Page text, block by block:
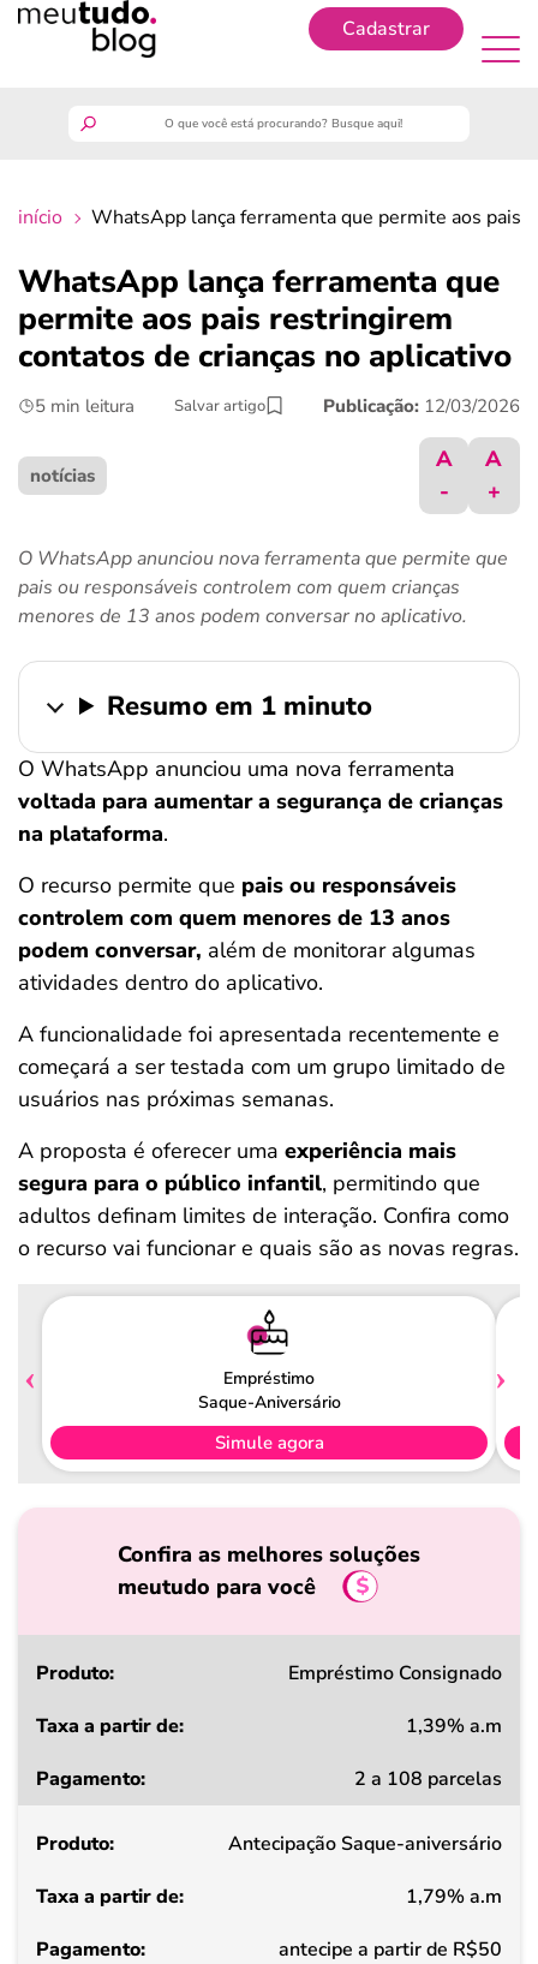
Cadastrar
finanças
benefícios
últimas notícias
ferramentas
início WhatsApp lança ferramenta que permite aos pais
WhatsApp lança ferramenta que
permite aos pais restringirem
contatos de crianças no aplicativo
5 min leitura Salvar artigo Publicação: 12/03/2026
notícias
A
-
A
+
O WhatsApp anunciou nova ferramenta que permite que
pais ou responsáveis controlem com quem crianças
menores de 13 anos podem conversar no aplicativo.
Resumo em 1 minuto
O WhatsApp anunciou uma nova ferramenta
voltada para aumentar a segurança de crianças
na plataforma.
O recurso permite que pais ou responsáveis
controlem com quem menores de 13 anos
podem conversar, além de monitorar algumas
atividades dentro do aplicativo.
A funcionalidade foi apresentada recentemente e
começará a ser testada com um grupo limitado de
usuários nas próximas semanas.
A proposta é oferecer uma experiência mais
segura para o público infantil, permitindo que
adultos definam limites de interação. Confira como
o recurso vai funcionar e quais são as novas regras.
Empréstimo
Saque-Aniversário
Simule agora
Confira as melhores soluções
meutudo para você
Produto
a
de
Pagamento
Empréstimo Consignado
1,39% a.m
2 a 108 parcelas
Antecipação Saque-aniversário
1,79% a.m
antecipe a partir de R$50